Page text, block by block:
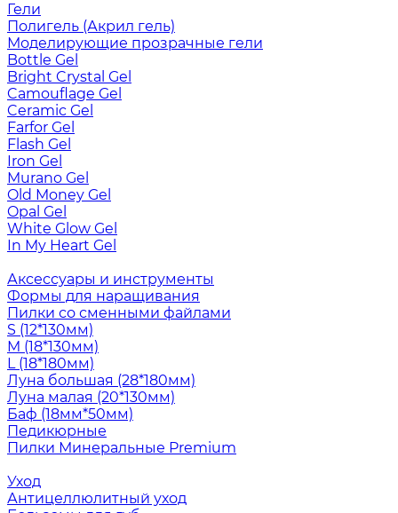
Гели
Полигель (Акрил гель)
Моделирующие прозрачные гели
Bottle Gel
Bright Crystal Gel
Camouflage Gel
Ceramic Gel
Farfor Gel
Flash Gel
Iron Gel
Murano Gel
Old Money Gel
Opal Gel
White Glow Gel
In My Heart Gel
Аксессуары и инструменты
Формы для наращивания
Пилки со сменными файлами
S (12*130мм)
M (18*130мм)
L (18*180мм)
Луна большая (28*180мм)
Луна малая (20*130мм)
Баф (18мм*50мм)
Педикюрные
Пилки Минеральные Premium
Уход
Антицеллюлитный уход